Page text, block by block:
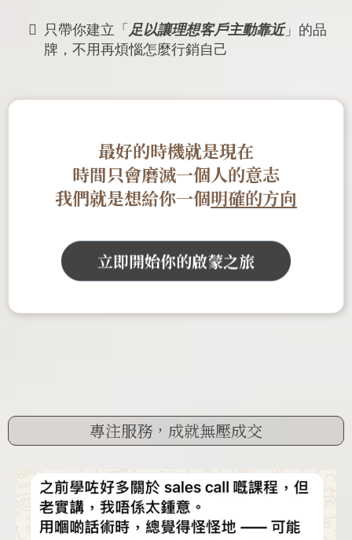
只帶你建立「 足以讓理想客戶主動靠近」的品
牌，不用再煩惱怎麼行銷自己
最好的時機就是現在
時間只會磨滅一個人的意志
我們就是想給你一個明確的方向
立即開始你的啟蒙之旅
專注服務，成就無壓成交